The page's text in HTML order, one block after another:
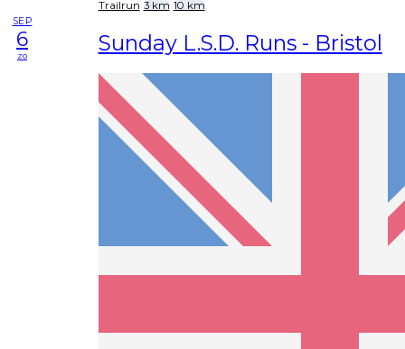
Trailrun 3 km 10 km
SEP
6
zo Sunday L.S.D. Runs - Bristol